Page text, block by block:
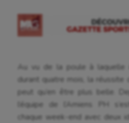
Au vu de la poule à
durant quatre mois, la
peut qu’en être plus belle.
l’équipe de l’Amiens PH
chaque week-end avec deux